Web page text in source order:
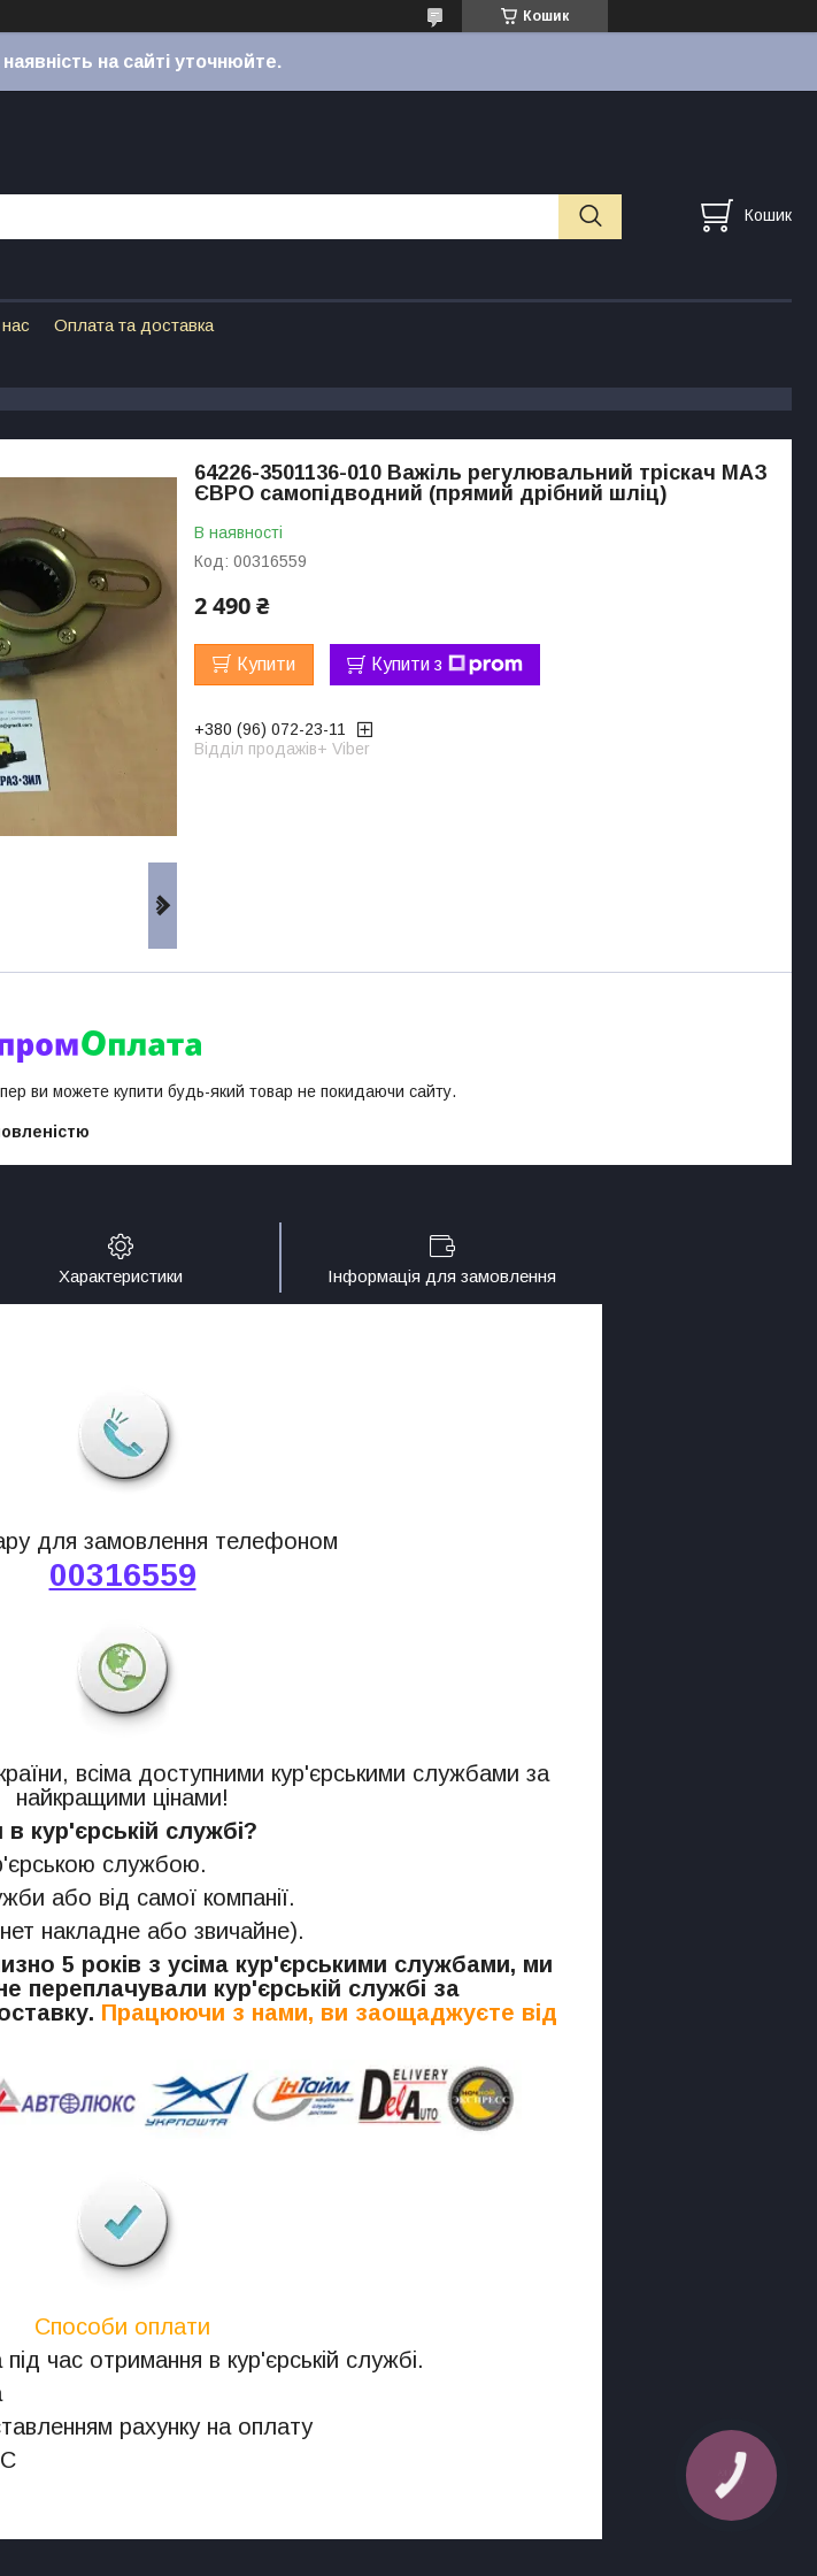
Кошик
наявність на сайті уточнюйте.
Кошик
Оплата та доставка
64226-3501136-010 Важіль регулювальний тріскач МАЗ
ЄВРО самопідводний (прямий дрібний шліц)
В наявності
Код: 00316559
2 490 ₴
Купити Купити з
+380 (96) 072-23-11
Відділ продажів+ Viber
ви можете купити будь-який товар не покидаючи сайту.
Характеристики Інформація для замовлення
для замовлення телефоном
00316559
всіма доступними кур'єрськими службами за
найкращими цінами!
кур'єрській службі?
службою.
або від самої компанії.
накладне або звичайне).
5 років з усіма кур'єрськими службами, ми
переплачували кур'єрській службі за
Працюючи з нами, ви заощаджуєте від
Способи оплати
час отримання в кур'єрській службі.
рахунку на оплату